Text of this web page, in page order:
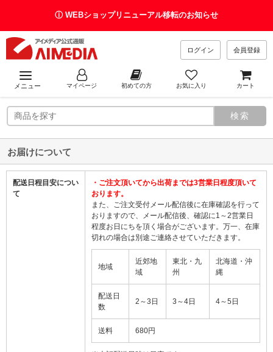
ⓘ WEBショップリニューアル移転のお知らせ
会員登録
ログイン
メニュー マイページ 初めての方 お気に入り カート
お届けについて
配送日程目安につい
て
・ご注文頂いてから出荷までは3営業日程度頂いて
おります。
また、ご注文受付メール配信後に在庫確認を行って
おりますので、メール配信後、確認に1～2営業日
程度お日にちを頂く場合がございます。万一、在庫
切れの場合は別途ご連絡させていただきます。
地域
近郊地
域
東北・九
州
北海道・沖
縄
配送日
数
2～3日 3～4日 4～5日
送料 680円